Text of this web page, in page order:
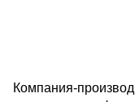
Компания-